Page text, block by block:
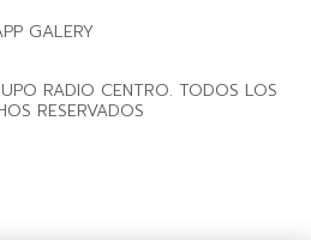
GALERY
RADIO CENTRO. TODOS LOS
RESERVADOS